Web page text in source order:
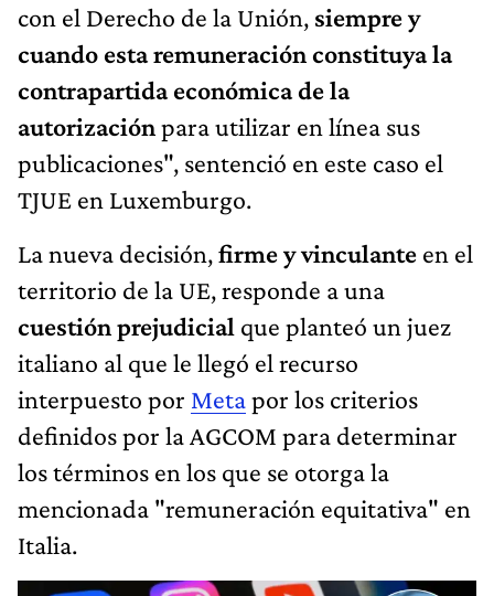
con el Derecho de la Unión, siempre y
cuando esta remuneración constituya la
contrapartida económica de la
autorizaciónpara utilizar en línea sus
publicaciones", sentenció en este caso el
TJUE en Luxemburgo.
La nueva decisión,firme y vinculante en el
territorio de la UE, responde a una
cuestión prejudicial que planteó un juez
italiano al que le llegó el recurso
interpuesto por Metapor los criterios
definidos por la AGCOM para determinar
los términos en los que se otorga la
mencionada "remuneración equitativa" en
Italia.